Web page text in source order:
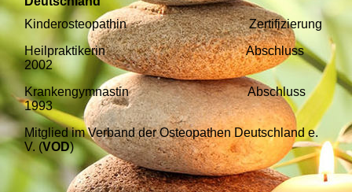
Kinderosteopathin Zertifizierung
Heilpraktikerin Abschluss
2002
Krankengymnastin Abschluss
1993
Mitglied im Verband der Osteopathen Deutschland e.
V. (VOD)